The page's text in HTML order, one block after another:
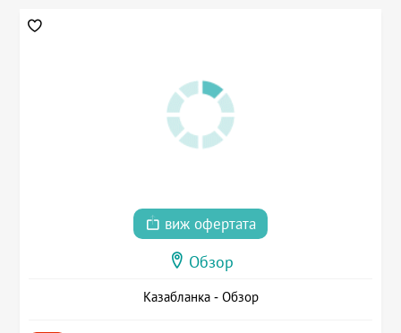
виж офертата
Обзор
Казабланка - Обзор